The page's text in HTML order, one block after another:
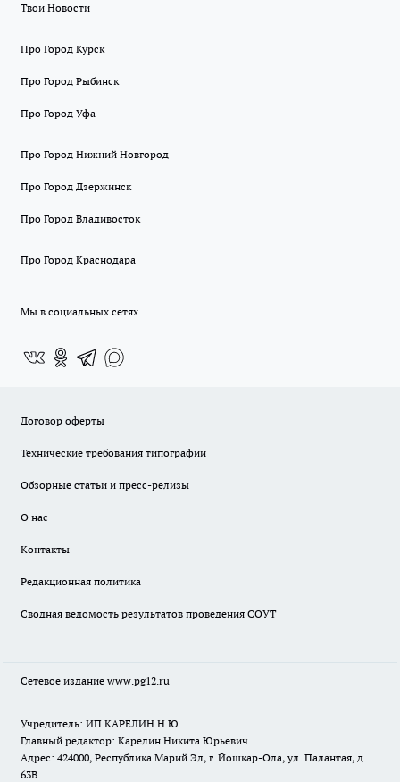
Твои Новости
Про Город Курск
Про Город Рыбинск
Про Город Уфа
Про Город Нижний Новгород
Про Город Дзержинск
Про Город Владивосток
Про Город Краснодара
Мы в социальных сетях
Договор оферты
Технические требования типографии
Обзорные статьи и пресс-релизы
О нас
Контакты
Редакционная политика
Сводная ведомость результатов проведения СОУТ
Сетевое издание www.pg12.ru
Учредитель: ИП КАРЕЛИН Н.Ю.
Главный редактор: Карелин Никита Юрьевич
Адрес: 424000, Республика Марий Эл, г. Йошкар-Ола, ул. Палантая, д.
63В